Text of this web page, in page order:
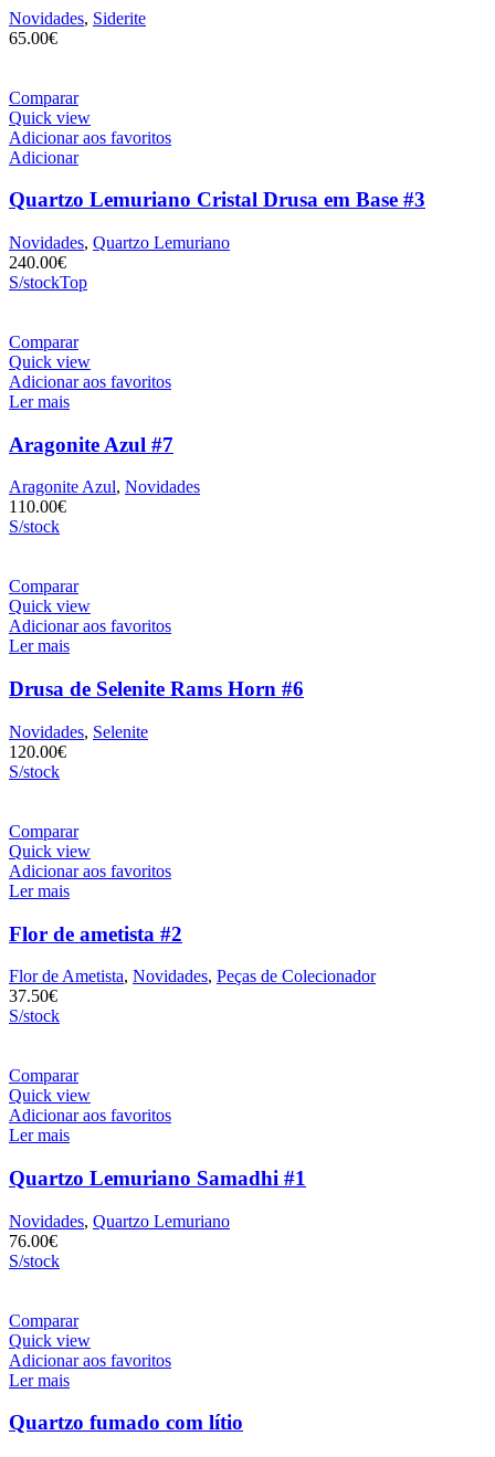
Novidades, Siderite
65.00€
Comparar
Quick view
Adicionar aos favoritos
Adicionar
Quartzo Lemuriano Cristal Drusa em Base #3
Novidades, Quartzo Lemuriano
240.00€
S/stockTop
Comparar
Quick view
Adicionar aos favoritos
Ler mais
Aragonite Azul #7
Aragonite Azul, Novidades
110.00€
S/stock
Comparar
Quick view
Adicionar aos favoritos
Ler mais
Drusa de Selenite Rams Horn #6
Novidades, Selenite
120.00€
S/stock
Comparar
Quick view
Adicionar aos favoritos
Ler mais
Flor de ametista #2
Flor de Ametista, Novidades, Peças de Colecionador
37.50€
S/stock
Comparar
Quick view
Adicionar aos favoritos
Ler mais
Quartzo Lemuriano Samadhi #1
Novidades, Quartzo Lemuriano
76.00€
S/stock
Comparar
Quick view
Adicionar aos favoritos
Ler mais
Quartzo fumado com lítio